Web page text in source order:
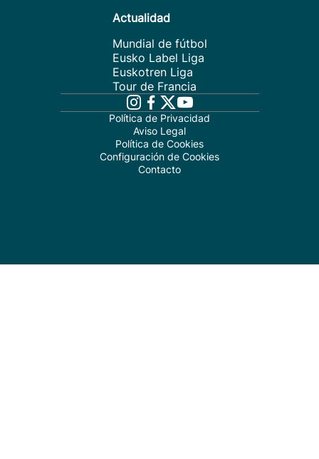
Actualidad
Mundial de fútbol
Eusko Label Liga
Euskotren Liga
Tour de Francia
Política de Privacidad
Aviso Legal
Política de Cookies
Configuración de Cookies
Contacto